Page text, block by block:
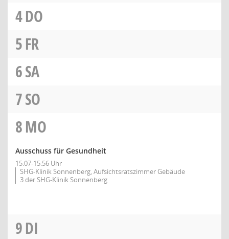
4DO
5FR
6SA
7SO
8MO
Ausschuss für Gesundheit
15:07-15:56 Uhr
SHG-Klinik Sonnenberg, Aufsichtsratszimmer Gebäude
3 der SHG-Klinik Sonnenberg
9DI